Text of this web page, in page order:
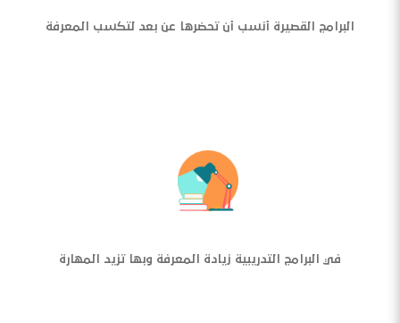
البرامج القصيرة أنسب أن تحضرها عن بعد لتكسب المعرفة
في البرامج التدريبية زيادة المعرفة وبها تزيد المهارة